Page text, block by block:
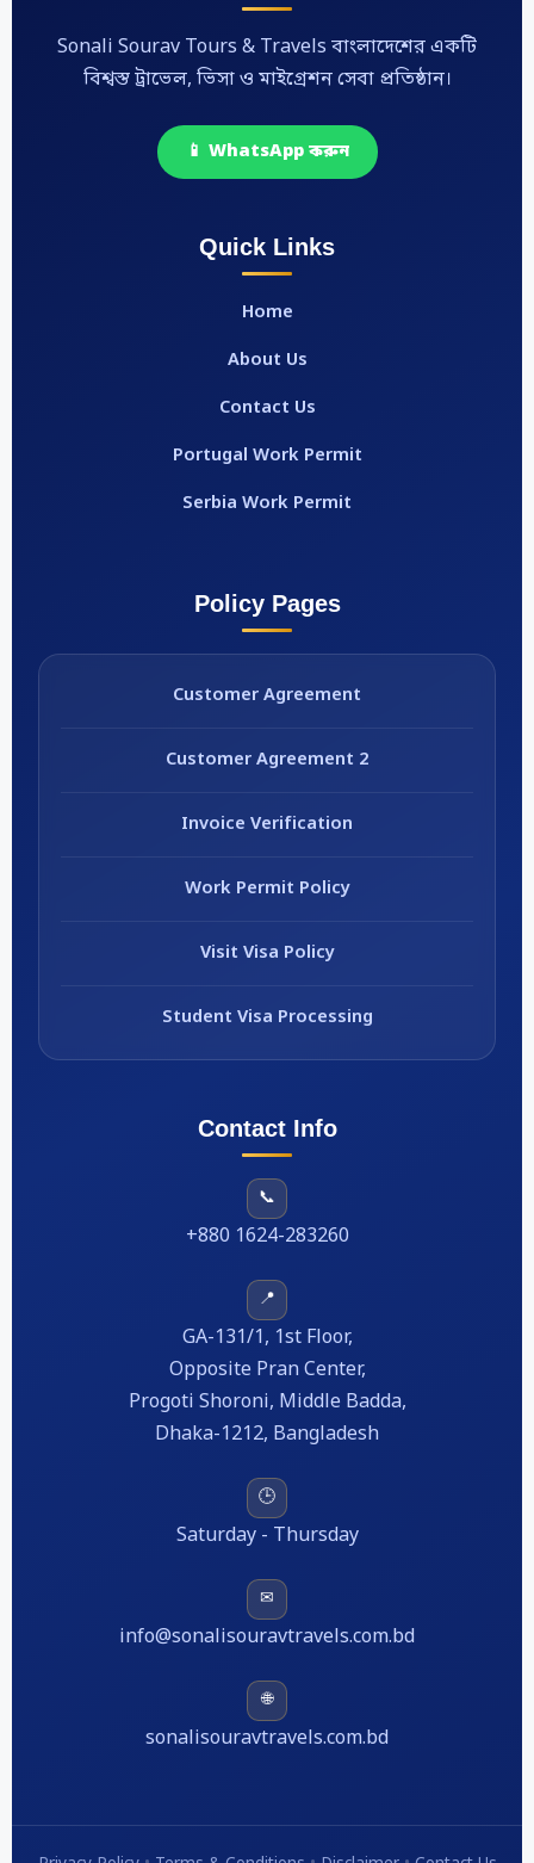
Sonali Sourav Tours & Travels বাংলাদেশের একটি
বিশ্বস্ত ট্রাভেল, ভিসা ও মাইগ্রেশন সেবা প্রতিষ্ঠান।
📱 WhatsApp করুন
Quick Links
Home
About Us
Contact Us
Portugal Work Permit
Serbia Work Permit
Policy Pages
Customer Agreement
Customer Agreement 2
Invoice Verification
Work Permit Policy
Visit Visa Policy
Student Visa Processing
Contact Info
📞
+880 1624-283260
📍
GA-131/1, 1st Floor,
Opposite Pran Center,
Progoti Shoroni, Middle Badda,
Dhaka-1212, Bangladesh
🕒
Saturday - Thursday
✉
info@sonalisouravtravels.com.bd
🌐
sonalisouravtravels.com.bd